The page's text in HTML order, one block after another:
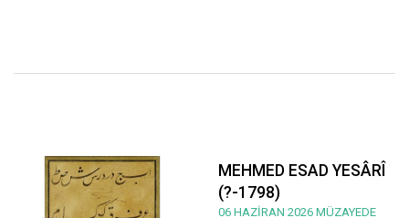
MEHMED ESAD YESÂRÎ
(?-1798)
06 HAZİRAN 2026 MÜZAYEDE